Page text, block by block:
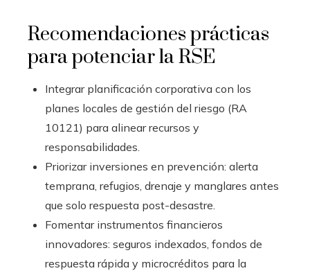
Recomendaciones prácticas
para potenciar la RSE
Integrar planificación corporativa con los
planes locales de gestión del riesgo (RA
10121) para alinear recursos y
responsabilidades.
Priorizar inversiones en prevención: alerta
temprana, refugios, drenaje y manglares antes
que solo respuesta post-desastre.
Fomentar instrumentos financieros
innovadores: seguros indexados, fondos de
respuesta rápida y microcréditos para la